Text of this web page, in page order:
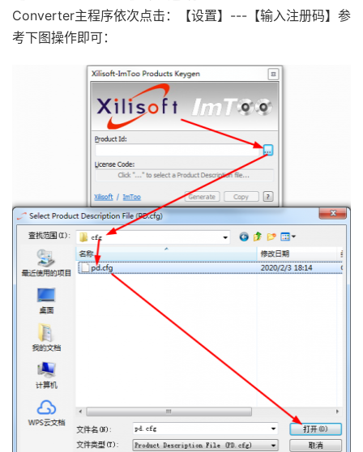
Converter主程序依次点击：【设置】---【输入注册码】参
考下图操作即可：